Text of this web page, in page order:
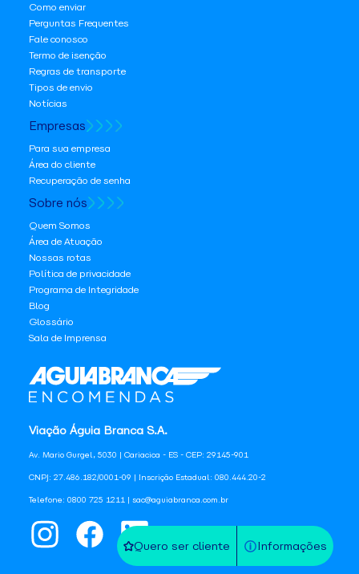
Quero ser cliente Informações
Viação Águia Branca S.A.
Av. Mario Gurgel, 5030 | Cariacica - ES - CEP: 29145-901
CNPJ: 27.486.182/0001-09 | Inscrição Estadual: 080.444.20-2
Telefone: 0800 725 1211 | sac@aguiabranca.com.br
Como enviar
Perguntas Frequentes
Fale conosco
Termo de isenção
Regras de transporte
Tipos de envio
Notícias
Empresas
Para sua empresa
Área do cliente
Recuperação de senha
Sobre nós
Quem Somos
Área de Atuação
Nossas rotas
Política de privacidade
Programa de Integridade
Blog
Glossário
Sala de Imprensa